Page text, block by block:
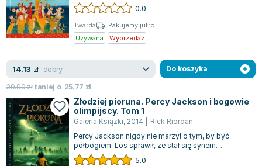
ks. Piotr Pawlukiewicz
Jarosław Sokołowski
Piotr Latocha
Piotr Semka
Jarosław Iwaszkiewicz
Joseph Murphy
Jan Sztaudynger
Aleksander Puszkin
Oscar Wilde
Małgorzata Ohme
fascynujący świat starożytnej...
0.0
Twarda
Pakujemy jutro
Używana
Wyprzedaż
14.13 zł dobry
39.90złtaniej o 25.77 zł
Do koszyka
Złodziej pioruna. Percy Jackson i bogowie
olimpijscy. Tom 1
Galeria Książki, 2014
Rick Riordan
Percy Jackson nigdy nie marzył o tym, by być
półbogiem. Los sprawił, że stał się synem
greckiego boga, co na zawsze zmieniło jego...
5.0